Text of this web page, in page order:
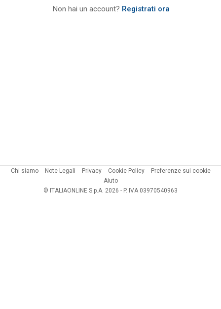
Non hai un account? Registrati ora
Chi siamo Note Legali Privacy Cookie Policy
Preferenze sui cookie
Aiuto
© ITALIAONLINE S.p.A. 2026 - P. IVA 03970540963